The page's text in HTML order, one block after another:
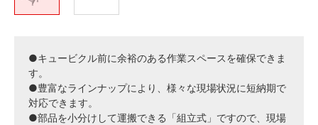
●キュービクル前に余裕のある作業スペースを確保できま
す。
●豊富なラインナップにより、様々な現場状況に短納期で
対応できます。
●部品を小分けして運搬できる「組立式」ですので、現場